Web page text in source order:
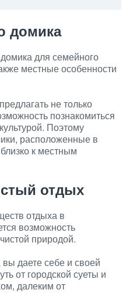
домика
для семейного
местные особенности
не только
познакомиться
Поэтому
расположенные в
к местным
отдых
отдыха в
возможность
природой.
даете себе и своей
от городской суеты и
далеким от